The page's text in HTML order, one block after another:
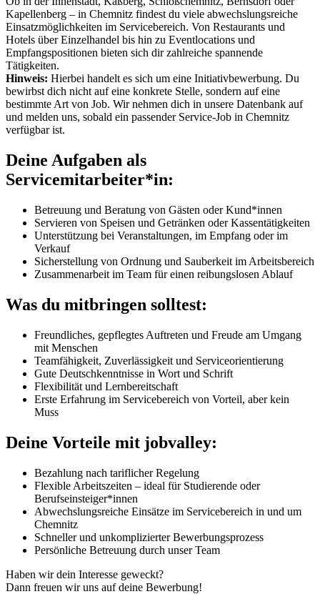
Kapellenberg – in Chemnitz findest du viele abwechslungsreiche
Einsatzmöglichkeiten im Servicebereich. Von Restaurants und
Hotels über Einzelhandel bis hin zu Eventlocations und
Empfangspositionen bieten sich dir zahlreiche spannende
Tätigkeiten.
Hinweis: Hierbei handelt es sich um eine Initiativbewerbung. Du
bewirbst dich nicht auf eine konkrete Stelle, sondern auf eine
bestimmte Art von Job. Wir nehmen dich in unsere Datenbank auf
und melden uns, sobald ein passender Service-Job in Chemnitz
verfügbar ist.
Deine Aufgaben als
Servicemitarbeiter*in:
Betreuung und Beratung von Gästen oder Kund*innen
Servieren von Speisen und Getränken oder Kassentätigkeiten
Unterstützung bei Veranstaltungen, im Empfang oder im
Verkauf
Sicherstellung von Ordnung und Sauberkeit im Arbeitsbereich
Zusammenarbeit im Team für einen reibungslosen Ablauf
Was du mitbringen solltest:
Freundliches, gepflegtes Auftreten und Freude am Umgang
mit Menschen
Teamfähigkeit, Zuverlässigkeit und Serviceorientierung
Gute Deutschkenntnisse in Wort und Schrift
Flexibilität und Lernbereitschaft
Erste Erfahrung im Servicebereich von Vorteil, aber kein
Muss
Deine Vorteile mit jobvalley:
Bezahlung nach tariflicher Regelung
Flexible Arbeitszeiten – ideal für Studierende oder
Berufseinsteiger*innen
Abwechslungsreiche Einsätze im Servicebereich in und um
Chemnitz
Schneller und unkomplizierter Bewerbungsprozess
Persönliche Betreuung durch unser Team
Haben wir dein Interesse geweckt?
Dann freuen wir uns auf deine Bewerbung!